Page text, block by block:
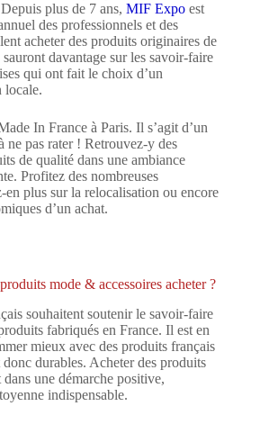
plus de 7 ans, MIF Expo est
des professionnels et des
acheter des produits originaires de
davantage sur les savoir-faire
qui ont fait le choix d’un
locale.
In France à Paris. Il s’agit d’un
ne pas rater ! Retrouvez-y des
de qualité dans une ambiance
Profitez des nombreuses
en plus sur la relocalisation ou encore
d’un achat.
mode & accessoires acheter ?
souhaitent soutenir le savoir-faire
fabriqués en France. Il est en
mieux avec des produits français
durables. Acheter des produits
une démarche positive,
indispensable.